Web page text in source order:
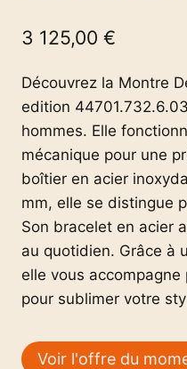
3 125,00 €
Découvrez la Montre
edition
hommes. Elle
mécanique pour une
boîtier en acier
mm, elle se distingue
Son bracelet en acier
au quotidien. Grâce à
elle vous
pour sublimer votre
Voir l'offre du